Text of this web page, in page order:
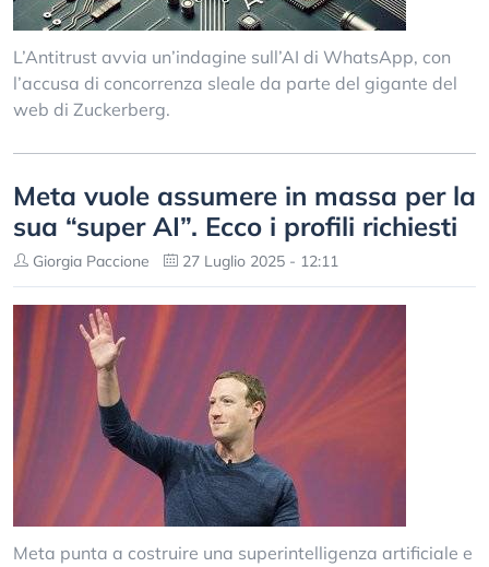
L’Antitrust avvia un’indagine sull’AI di WhatsApp, con
l’accusa di concorrenza sleale da parte del gigante del
web di Zuckerberg.
Meta vuole assumere in massa per la
sua “super AI”. Ecco i profili richiesti
Giorgia Paccione 27 Luglio 2025 - 12:11
Meta punta a costruire una superintelligenza artificiale e